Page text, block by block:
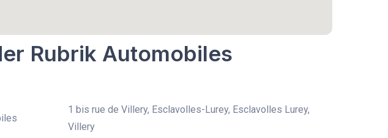
Rubrik Automobiles
1 bis rue de Villery, Esclavolles-Lurey, Esclavolles Lurey,
Villery